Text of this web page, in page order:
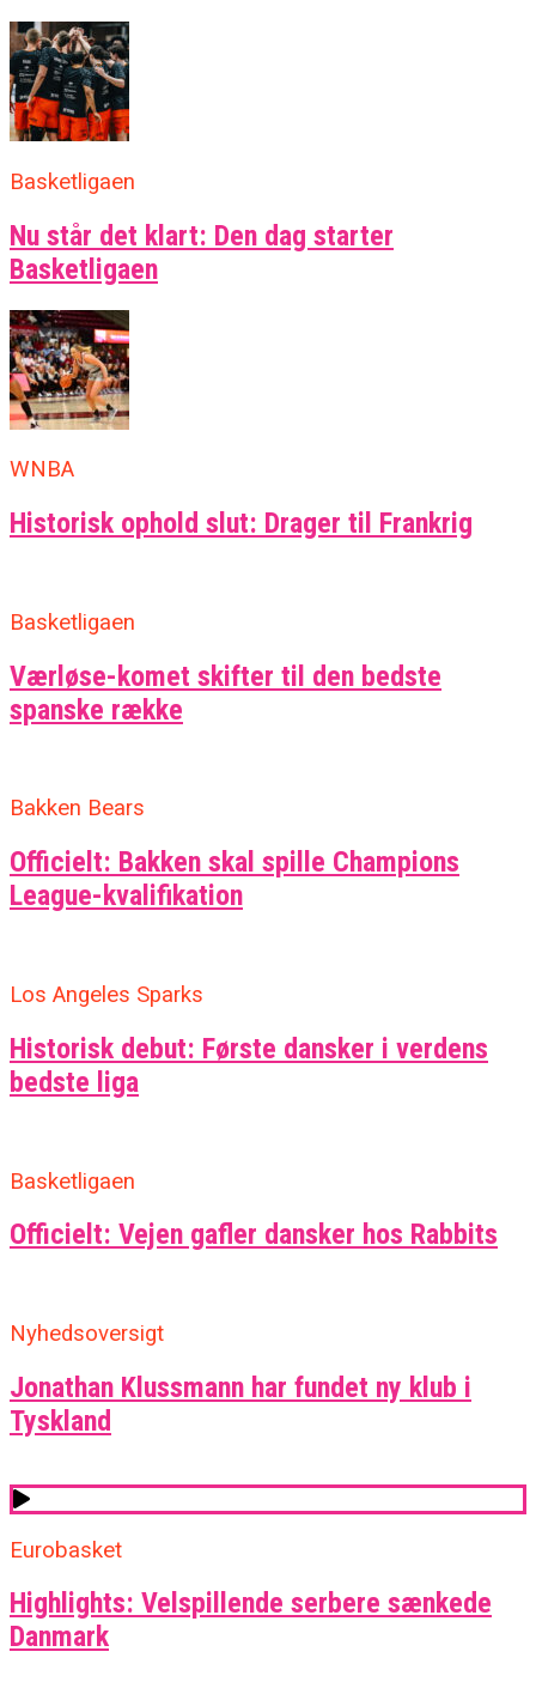
Basketligaen
Nu står det klart: Den dag starter
Basketligaen
WNBA
Historisk ophold slut: Drager til Frankrig
Basketligaen
Værløse-komet skifter til den bedste
spanske række
Bakken Bears
Officielt: Bakken skal spille Champions
League-kvalifikation
Los Angeles Sparks
Historisk debut: Første dansker i verdens
bedste liga
Basketligaen
Officielt: Vejen gafler dansker hos Rabbits
Nyhedsoversigt
Jonathan Klussmann har fundet ny klub i
Tyskland
Eurobasket
Highlights: Velspillende serbere sænkede
Danmark